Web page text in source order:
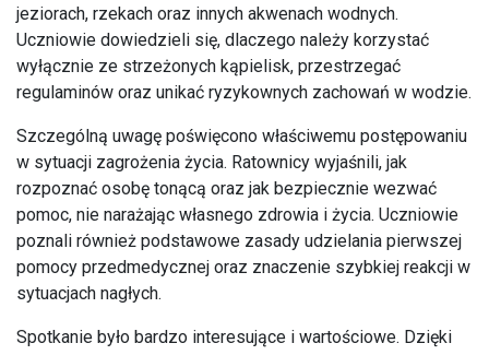
jeziorach, rzekach oraz innych akwenach wodnych.
Uczniowie dowiedzieli się, dlaczego należy korzystać
wyłącznie ze strzeżonych kąpielisk, przestrzegać
regulaminów oraz unikać ryzykownych zachowań w wodzie.
Szczególną uwagę poświęcono właściwemu postępowaniu
w sytuacji zagrożenia życia. Ratownicy wyjaśnili, jak
rozpoznać osobę tonącą oraz jak bezpiecznie wezwać
pomoc, nie narażając własnego zdrowia i życia. Uczniowie
poznali również podstawowe zasady udzielania pierwszej
pomocy przedmedycznej oraz znaczenie szybkiej reakcji w
sytuacjach nagłych.
Spotkanie było bardzo interesujące i wartościowe. Dzięki